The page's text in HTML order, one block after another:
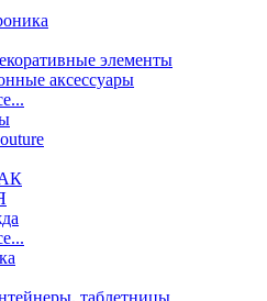
элементы
аксессуары
таблетницы